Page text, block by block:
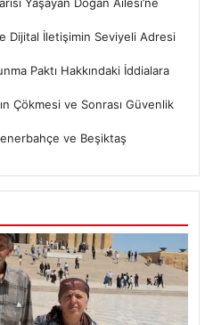
Dijital İletişimin Seviyeli Adresi
Paktı Hakkındaki İddialara
Çökmesi ve Sonrası Güvenlik
ve Beşiktaş